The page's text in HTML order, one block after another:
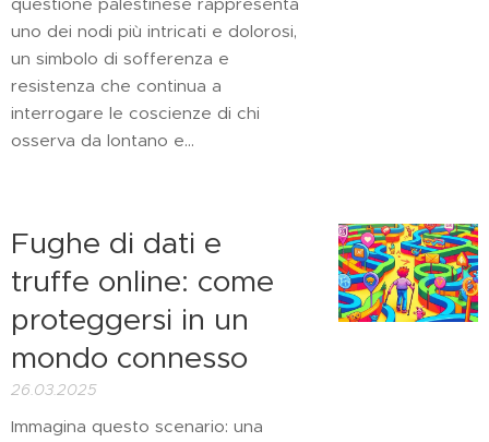
uno dei nodi più intricati e dolorosi,
un simbolo di sofferenza e
resistenza che continua a
interrogare le coscienze di chi
osserva da lontano e...
Fughe di dati e
truffe online: come
proteggersi in un
mondo connesso
26.03.2025
Immagina questo scenario: una